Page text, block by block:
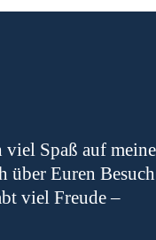
viel Spaß auf
über Euren
viel Freude –